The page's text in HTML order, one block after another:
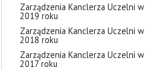
Zarządzenia Kanclerza Uczelni w
2019 roku
Zarządzenia Kanclerza Uczelni w
2018 roku
Zarządzenia Kanclerza Uczelni w
2017 roku